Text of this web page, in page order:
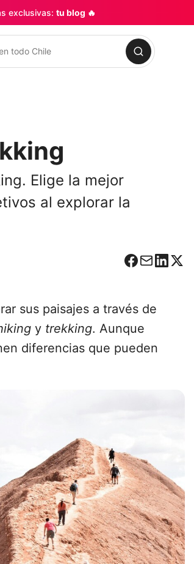
exclusivas: tu blog 🔥
Elige la mejor
al explorar la
Facebook
CorreoLinkedIn
X
sus paisajes a través de
y trekking. Aunque
diferencias que pueden